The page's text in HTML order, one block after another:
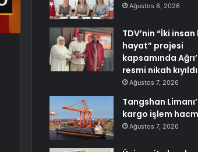
Ağustos 8, 2026
TDV’nin “İki
hayat” projesi
kapsamında
resmi nikah kıyıldı
Ağustos 7, 2026
Tangshan
kargo işlem
Ağustos 7, 2026